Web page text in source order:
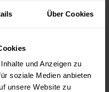
Über Cookies
und Anzeigen zu
soziale Medien anbieten
unsere Website zu